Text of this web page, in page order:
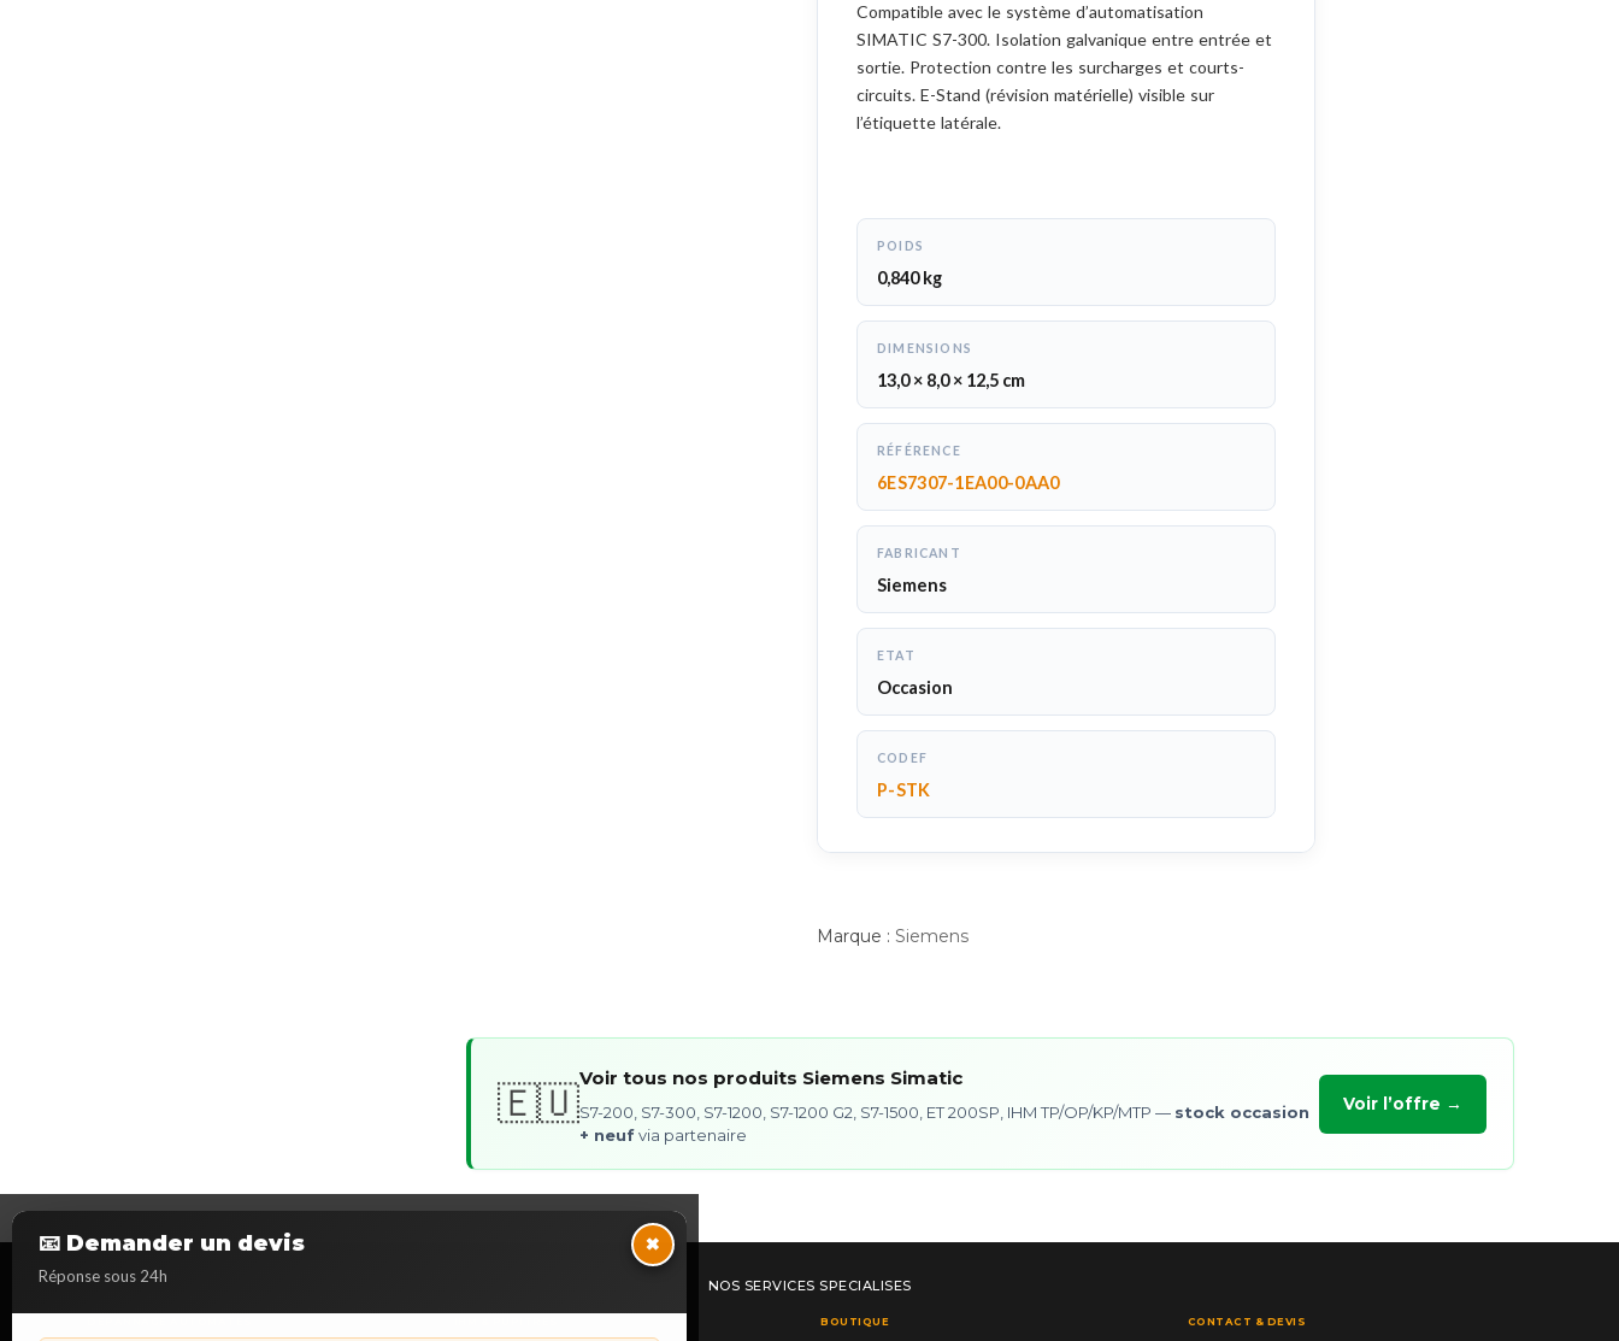
Compatible avec le système d’automatisation
SIMATIC S7-300. Isolation galvanique entre entrée et
sortie. Protection contre les surcharges et courts-
circuits. E-Stand (révision matérielle) visible sur
l’étiquette latérale.
POIDS
0,840 kg
DIMENSIONS
13,0 × 8,0 × 12,5 cm
RÉFÉRENCE
6ES7307-1EA00-0AA0
FABRICANT
Siemens
ETAT
Occasion
CODEF
P-STK
Marque : Siemens
🇪🇺
Voir tous nos produits Siemens Simatic
S7-200, S7-300, S7-1200, S7-1200 G2, S7-1500, ET 200SP, IHM TP/OP/KP/MTP — stock occasion
+ neufvia partenaire
Voir l’offre →
📧 Demander un devis
Réponse sous 24h
×
NOS SERVICES SPECIALISES
BOUTIQUE CONTACT & DEVIS